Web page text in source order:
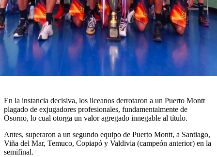
En la instancia decisiva, los liceanos derrotaron a un Puerto Montt
plagado de exjugadores profesionales, fundamentalmente de
Osorno, lo cual otorga un valor agregado innegable al título.
Antes, superaron a un segundo equipo de Puerto Montt, a Santiago,
Viña del Mar, Temuco, Copiapó y Valdivia (campeón anterior) en la
semifinal.